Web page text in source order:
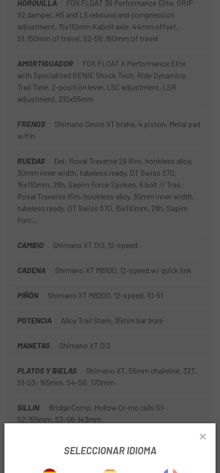
HORQUILLA
FOX FLOAT 36 Performance Elite, GRIP
X2 damper, HS and LS rebound and compression
adjustment, 15x110mm Kabolt axle, 44mm offset,
S1:150mm of travel, S2-S6:160mm of travel
AMORTIGUADOR
FOX FLOAT X Performance Elite
with Specialized GENIE Shock Tech, Ride Dynamics
Trail Tune, 2-position lever, LSC adjustment, LSR
adjustment, 210x55mm
FRENOS
Shimano Deore XT brake, 4 piston, Metal pad
w/fin
RUEDAS
Del: Roval Traverse 29 Rim, hookless alloy,
30mm inner width, tubeless ready, DT Swiss 370,
15x110mm, 28h, Sapim Force Spokes, 6 bolt // Tras:
Roval Traverse Rim, hookless alloy, 30mm inner width,
tubeless ready, DT Swiss 370, 15x110mm, 28h, Sapim
Forc...
CAMBIO Shimano XT Di2, 12-speed
CADENA Shimano XT M8100, 12-speed w/ quick link
PIÑÓN Shimano XT M8200, 12-speed, 10-51
POTENCIA Alloy Trail Stem, 35mm bar bore
MANETAS Shimano XT Di2
PLATOS Y BIELAS
Shimano XT, 55mm chainline, 32T,
S1-S3: 165mm, S4-S6: 170mm
SILLIN
Bridge Comp, Hollow Cr-mo rails S1-
S2:155mm, S3-S6:143mm
adjust, Range lever, 34.9, S1: 125mm, S2: 150mm, S3:
175mm, S4-S5: 200mm, S6: 225mm
SELECCIONAR IDIOMA